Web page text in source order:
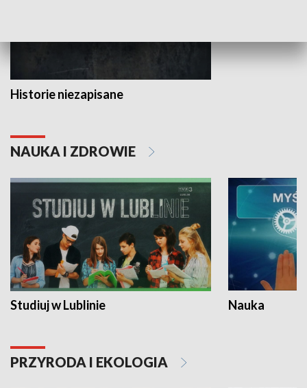
Historie niezapisane
NAUKA I ZDROWIE
Studiuj w Lublinie Nauka
PRZYRODA I EKOLOGIA